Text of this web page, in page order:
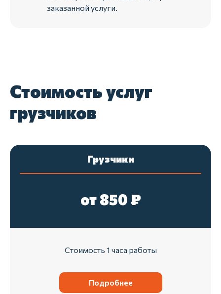
заказанной услуги.
Стоимость услуг
грузчиков
Грузчики
от 850 ₽
Стоимость 1 часа работы
Подробнее